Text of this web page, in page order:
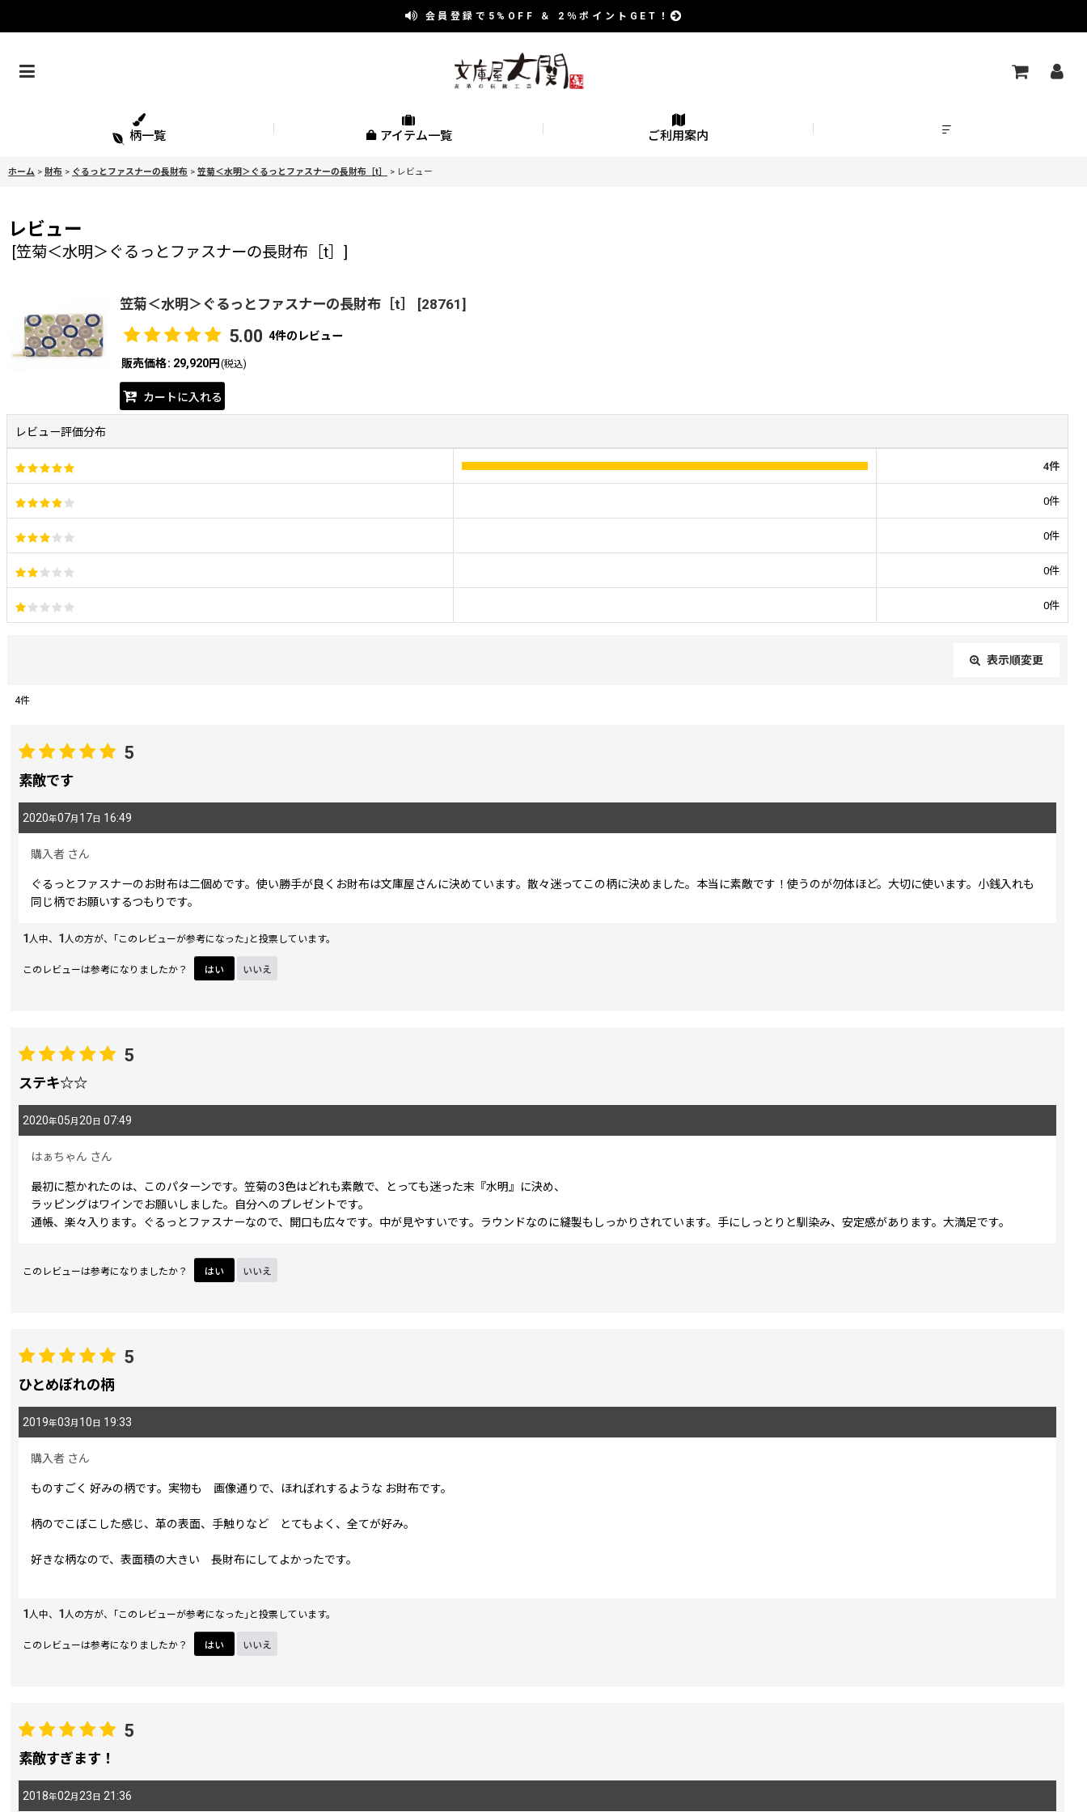
会員登録で 5%OFF ＆ 2％ポイントGET！
柄一覧 アイテム一覧 ご利用案内
ホーム > 財布 > ぐるっとファスナーの長財布 > 笠菊＜水明＞ぐるっとファスナーの長財布［t］ > レビュー
レビュー
[笠菊＜水明＞ぐるっとファスナーの長財布［t］ ]
笠菊＜水明＞ぐるっとファスナーの長財布［t］ [28761]
5.00 4件のレビュー
販売価格: 29,920円 (税込)
カートに入れる
レビュー評価分布
4件
0件
0件
0件
0件
表示順変更
期間:
画像:
星の数
4件
5
素敵です
2020年07月 17 日 16:49
購入者 さん
ぐるっとファスナーのお財布は二個めです。使い勝手が良くお財布は文庫屋さんに決めています。散々迷ってこの柄に決めました。本当に素敵です！使うのが勿体ほど。大切に使います。小銭入れも
同じ柄でお願いするつもりです。
1人中、 1人の方が、｢このレビューが参考になった｣と投票しています。
このレビューは参考になりましたか？ はい いいえ
5
ステキ☆☆
2020年05月 20 日 07:49
はぁちゃん さん
最初に惹かれたのは、このパターンです。笠菊の3色はどれも素敵で、とっても迷った末『水明』に決め、
ラッピングはワインでお願いしました。自分へのプレゼントです。
通帳、楽々入ります。ぐるっとファスナーなので、開口も広々です。中が見やすいです。ラウンドなのに縫製もしっかりされています。手にしっとりと馴染み、安定感があります。大満足です。
このレビューは参考になりましたか？ はい いいえ
5
ひとめぼれの柄
2019年03月 10 日 19:33
購入者 さん
ものすごく 好みの柄です。実物も 画像通りで、ほれぼれするような お財布です。
柄のでこぼこした感じ、革の表面、手触りなど とてもよく、全てが好み。
好きな柄なので、表面積の大きい 長財布にしてよかったです。
1人中、 1人の方が、｢このレビューが参考になった｣と投票しています。
このレビューは参考になりましたか？ はい いいえ
5
素敵すぎます！
2018年02月 23 日 21:36